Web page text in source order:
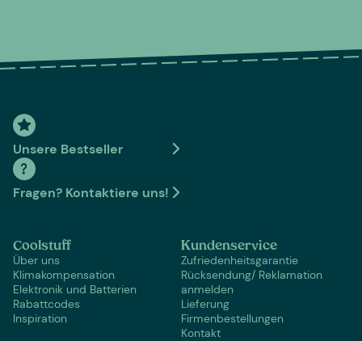
Unsere Bestseller
Fragen? Kontaktiere uns!
Coolstuff
Über uns
Klimakompensation
Elektronik und Batterien
Rabattcodes
Inspiration
Kundenservice
Zufriedenheitsgarantie
Rücksendung/ Reklamation
anmelden
Lieferung
Firmenbestellungen
Kontakt